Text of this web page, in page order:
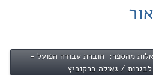
מהספר: חוברת עבודה הפועל -
/ גאולה ברקוביץ